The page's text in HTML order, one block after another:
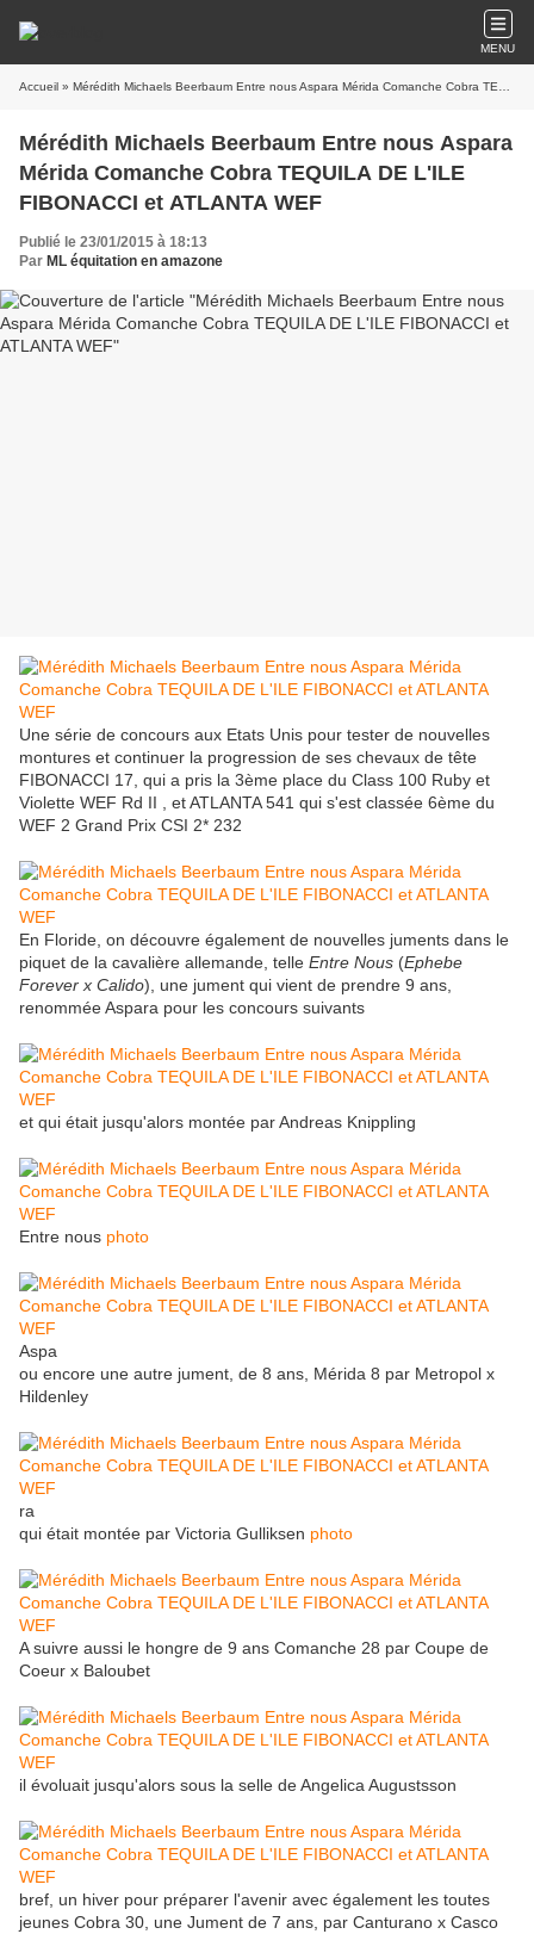
MENU
Accueil » Mérédith Michaels Beerbaum Entre nous Aspara Mérida Comanche Cobra TEQUILA DE L'ILE FIBONACCI et ATLANTA WEF
Mérédith Michaels Beerbaum Entre nous Aspara
Mérida Comanche Cobra TEQUILA DE L'ILE
FIBONACCI et ATLANTA WEF
Publié le 23/01/2015 à 18:13
Par ML équitation en amazone
Une série de concours aux Etats Unis pour tester de nouvelles
montures et continuer la progression de ses chevaux de tête
FIBONACCI 17, qui a pris la 3ème place du Class 100 Ruby et
Violette WEF Rd II , et ATLANTA 541 qui s'est classée 6ème du
WEF 2 Grand Prix CSI 2* 232
En Floride, on découvre également de nouvelles juments dans le
piquet de la cavalière allemande, telle Entre Nous (Ephebe
Forever x Calido), une jument qui vient de prendre 9 ans,
renommée Aspara pour les concours suivants
et qui était jusqu'alors montée par Andreas Knippling
Entre nous photo
Aspa
ou encore une autre jument, de 8 ans, Mérida 8 par Metropol x
Hildenley
ra
qui était montée par Victoria Gulliksen photo
A suivre aussi le hongre de 9 ans Comanche 28 par Coupe de
Coeur x Baloubet
il évoluait jusqu'alors sous la selle de Angelica Augustsson
bref, un hiver pour préparer l'avenir avec également les toutes
jeunes Cobra 30, une Jument de 7 ans, par Canturano x Casco